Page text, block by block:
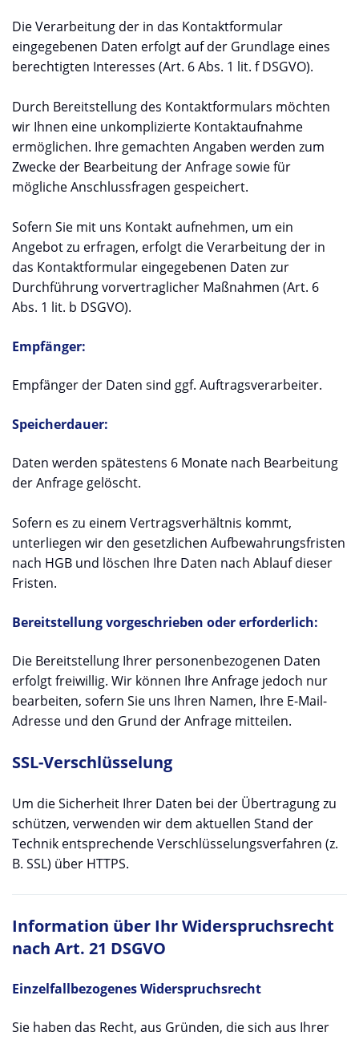
Die Verarbeitung der in das Kontaktformular
eingegebenen Daten erfolgt auf der Grundlage eines
berechtigten Interesses (Art. 6 Abs. 1 lit. f DSGVO).
Durch Bereitstellung des Kontaktformulars möchten
wir Ihnen eine unkomplizierte Kontaktaufnahme
ermöglichen. Ihre gemachten Angaben werden zum
Zwecke der Bearbeitung der Anfrage sowie für
mögliche Anschlussfragen gespeichert.
Sofern Sie mit uns Kontakt aufnehmen, um ein
Angebot zu erfragen, erfolgt die Verarbeitung der in
das Kontaktformular eingegebenen Daten zur
Durchführung vorvertraglicher Maßnahmen (Art. 6
Abs. 1 lit. b DSGVO).
Empfänger:
Empfänger der Daten sind ggf. Auftragsverarbeiter.
Speicherdauer:
Daten werden spätestens 6 Monate nach Bearbeitung
der Anfrage gelöscht.
Sofern es zu einem Vertragsverhältnis kommt,
unterliegen wir den gesetzlichen Aufbewahrungsfristen
nach HGB und löschen Ihre Daten nach Ablauf dieser
Fristen.
Bereitstellung vorgeschrieben oder erforderlich:
Die Bereitstellung Ihrer personenbezogenen Daten
erfolgt freiwillig. Wir können Ihre Anfrage jedoch nur
bearbeiten, sofern Sie uns Ihren Namen, Ihre E-Mail-
Adresse und den Grund der Anfrage mitteilen.
SSL-Verschlüsselung
Um die Sicherheit Ihrer Daten bei der Übertragung zu
schützen, verwenden wir dem aktuellen Stand der
Technik entsprechende Verschlüsselungsverfahren (z.
B. SSL) über HTTPS.
Information über Ihr Widerspruchsrecht
nach Art. 21 DSGVO
Einzelfallbezogenes Widerspruchsrecht
Sie haben das Recht, aus Gründen, die sich aus Ihrer